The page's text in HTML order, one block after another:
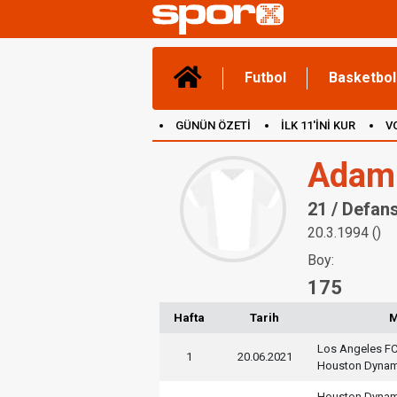
Futbol Basketbol
GÜNÜN ÖZETİ İLK 11'İNİ KUR
21 /
20.3.1994 ()
Boy:
175
Hafta Tarih
1 20.06.2021
Los Angeles FC
Houston